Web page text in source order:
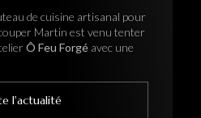
de cuisine artisanal pour
Martin est venu tenter
Ô Feu Forgé avec une
l'actualité